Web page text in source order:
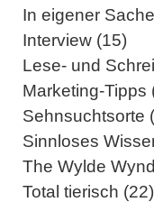
In eigener
Interview (15)
Lese- und
Marketing-Tipps
Sehnsuchtsorte
Sinnloses
The Wylde
Total tierisch (22)